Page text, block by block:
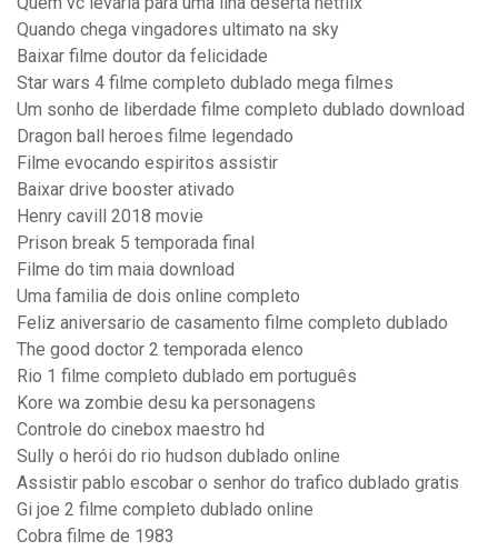
Quando chega vingadores ultimato na sky
Baixar filme doutor da felicidade
Star wars 4 filme completo dublado mega filmes
Um sonho de liberdade filme completo dublado download
Dragon ball heroes filme legendado
Filme evocando espiritos assistir
Baixar drive booster ativado
Henry cavill 2018 movie
Prison break 5 temporada final
Filme do tim maia download
Uma familia de dois online completo
Feliz aniversario de casamento filme completo dublado
The good doctor 2 temporada elenco
Rio 1 filme completo dublado em português
Kore wa zombie desu ka personagens
Controle do cinebox maestro hd
Sully o herói do rio hudson dublado online
Assistir pablo escobar o senhor do trafico dublado gratis
Gi joe 2 filme completo dublado online
Cobra filme de 1983